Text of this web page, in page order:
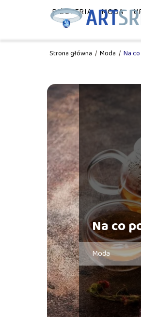
BIŻUTERIA MODA
Strona główna / Moda / Na
Na co
Moda